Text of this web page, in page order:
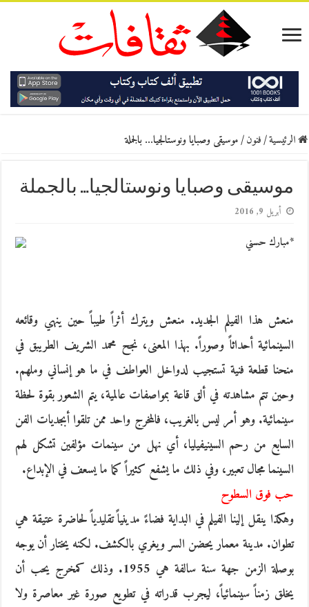
الرئيسية/فنون/موسيقى وصبايا ونوستالجيا… بالجملة
موسيقى وصبايا ونوستالجيا… بالجملة
أبريل 9, 2016
*مبارك حسني
منعش هذا الفيلم الجديد. منعش ويترك أثراً طيباً حين ينهي وقائعه
السينمائية أحداثاً وصوراً. بهذا المعنى، نجح محمد الشريف الطريبق في
منحنا قطعة فنية تستجيب لدواخل العواطف في ما هو إنساني وملهم.
وحين تتم مشاهدته في ألق قاعة بمواصفات عالمية، يتم الشعور بقوة لحظة
سينمائية. وهو أمر ليس بالغريب، فالمخرج واحد ممن تلقوا أبجديات الفن
السابع من رحم السينيفيليا، أي نهل من سينمات مؤلفين تشكل لهم
السينما مجال تعبير، وفي ذلك ما يشفع كثيراً كما ما يسعف في اﻹبداع.
حب فوق السطوح
وهكذا ينقل إلينا الفيلم في البداية فضاءً مدينياً تقليدياً لحاضرة عتيقة هي
تطوان. مدينة معمار يحضن السر ويغري بالكشف. لكنه يختار أن يوجه
بوصلة الزمن جهة سنة سالفة هي 1955. وذلك كمخرج يحب أن
يخلق زمناً سينمائياً، ليجرب قدراته في تطويع صورة غير معاصرة ولا